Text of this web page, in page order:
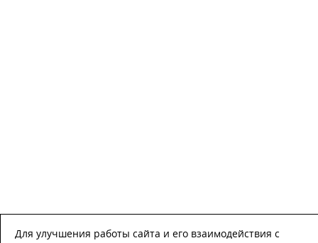
Для улучшения работы сайта и его взаимодействия с